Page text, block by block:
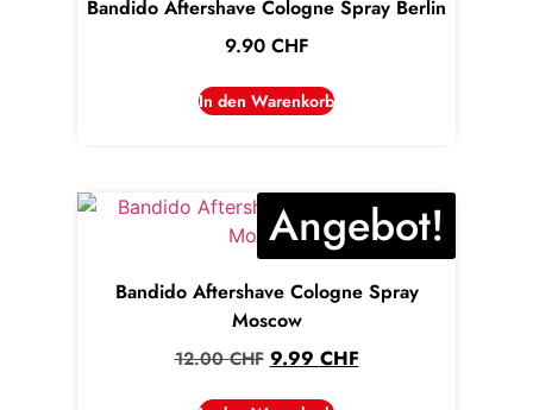
Bandido Aftershave Cologne Spray Berlin
9.90 CHF
In den Warenkorb
Angebot!
Bandido Aftershave Cologne Spray
Moscow
12.00CHF 9.99 CHF